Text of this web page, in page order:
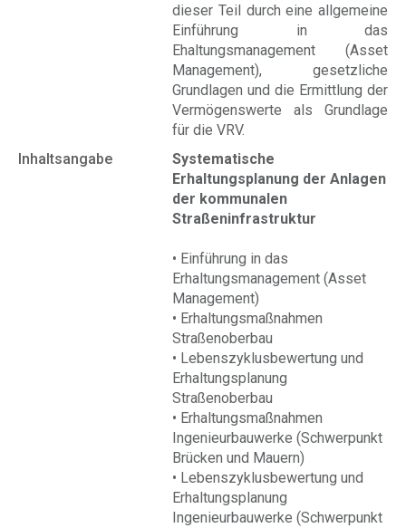
dieser Teil durch eine allgemeine
Einführung in das
Ehaltungsmanagement (Asset
Management), gesetzliche
Grundlagen und die Ermittlung der
Vermögenswerte als Grundlage
für die VRV.
Inhaltsangabe
Systematische
Erhaltungsplanung der Anlagen
der kommunalen
Straßeninfrastruktur
• Einführung in das
Erhaltungsmanagement (Asset
Management)
• Erhaltungsmaßnahmen
Straßenoberbau
• Lebenszyklusbewertung und
Erhaltungsplanung
Straßenoberbau
• Erhaltungsmaßnahmen
Ingenieurbauwerke (Schwerpunkt
Brücken und Mauern)
• Lebenszyklusbewertung und
Erhaltungsplanung
Ingenieurbauwerke (Schwerpunkt